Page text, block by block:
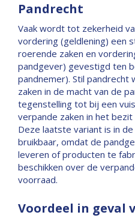
Pandrecht
Vaak wordt tot zekerheid
vordering (geldlening) een
roerende zaken en
pandgever) gevestigd ten
pandnemer). Stil pandrecht
zaken in de macht van de
tegenstelling tot bij een
verpande zaken in het
Deze laatste variant is in
bruikbaar, omdat de
leveren of producten te
beschikken over de
voorraad.
Voordeel in geval